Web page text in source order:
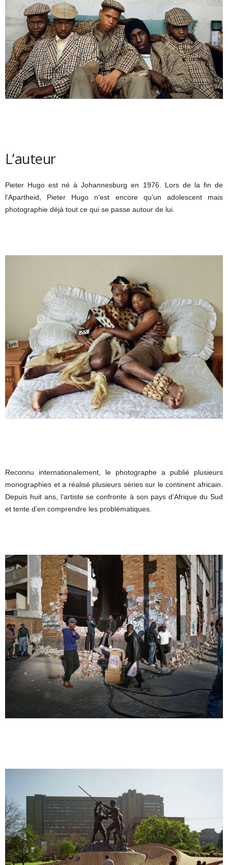
L’auteur
Pieter Hugo est né à Johannesburg en 1976. Lors de la fin de
l’Apartheid, Pieter Hugo n’est encore qu’un adolescent mais
photographie déjà tout ce qui se passe autour de lui.
Reconnu internationalement, le photographe a publié plusieurs
monographies et a réalisé plusieurs séries sur le continent africain.
Depuis huit ans, l’artiste se confronte à son pays d’Afrique du Sud
et tente d’en comprendre les problématiques.